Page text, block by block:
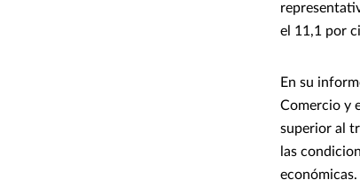
el 11,1 por
En su
Comercio y
superior al
las
económicas.